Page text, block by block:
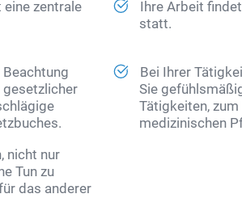
zentrale
Ihre Arbeit
statt.
Bei Ihrer
Sie
Tätigkeiten,
medizinischen
nicht nur
Tun zu
das anderer